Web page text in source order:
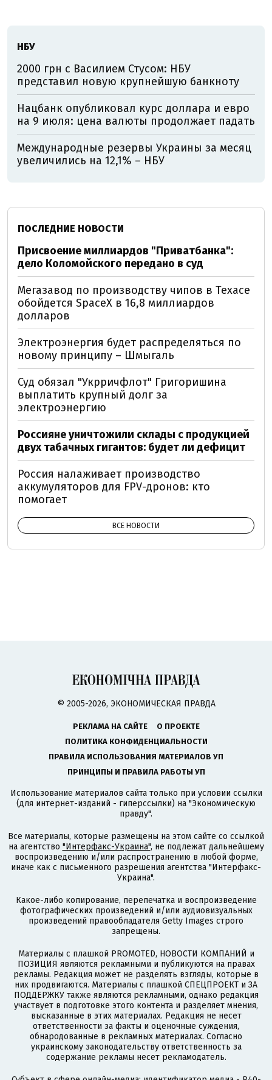
НБУ
2000 грн с Василием Стусом: НБУ
представил новую крупнейшую банкноту
Нацбанк опубликовал курс доллара и евро
на 9 июля: цена валюты продолжает падать
Международные резервы Украины за месяц
увеличились на 12,1% – НБУ
ПОСЛЕДНИЕ НОВОСТИ
Присвоение миллиардов "Приватбанка":
дело Коломойского передано в суд
Мегазавод по производству чипов в Техасе
обойдется SpaceX в 16,8 миллиардов
долларов
Электроэнергия будет распределяться по
новому принципу – Шмыгаль
Суд обязал "Укрричфлот" Григоришина
выплатить крупный долг за
электроэнергию
Россияне уничтожили склады с продукцией
двух табачных гигантов: будет ли дефицит
Россия налаживает производство
аккумуляторов для FPV-дронов: кто
помогает
ВСЕ НОВОСТИ
© 2005-2026, ЭКОНОМИЧЕСКАЯ ПРАВДА
РЕКЛАМА НА САЙТЕ
О ПРОЕКТЕ
ПОЛИТИКА КОНФИДЕНЦИАЛЬНОСТИ
ПРАВИЛА ИСПОЛЬЗОВАНИЯ МАТЕРИАЛОВ УП
ПРИНЦИПЫ И ПРАВИЛА РАБОТЫ УП
Использование материалов сайта только при условии ссылки
(для интернет-изданий - гиперссылки) на "Экономическую
правду".
Все материалы, которые размещены на этом сайте со ссылкой
на агентство "Интерфакс-Украина", не подлежат дальнейшему
воспроизведению и/или распространению в любой форме,
иначе как с письменного разрешения агентства "Интерфакс-
Украина".
Какое-либо копирование, перепечатка и воспроизведение
фотографических произведений и/или аудиовизуальных
произведений правообладателя Getty Images строго
запрещены.
Материалы с плашкой PROMOTED, НОВОСТИ КОМПАНИЙ и
ПОЗИЦИЯ являются рекламными и публикуются на правах
рекламы. Редакция может не разделять взгляды, которые в
них продвигаются. Материалы с плашкой СПЕЦПРОЕКТ и ЗА
ПОДДЕРЖКУ также являются рекламными, однако редакция
участвует в подготовке этого контента и разделяет мнения,
высказанные в этих материалах. Редакция не несет
ответственности за факты и оценочные суждения,
обнародованные в рекламных материалах. Согласно
украинскому законодательству ответственность за
содержание рекламы несет рекламодатель.